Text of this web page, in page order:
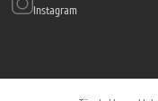
Instagram